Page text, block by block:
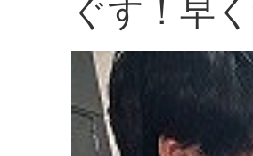
ぐす！早